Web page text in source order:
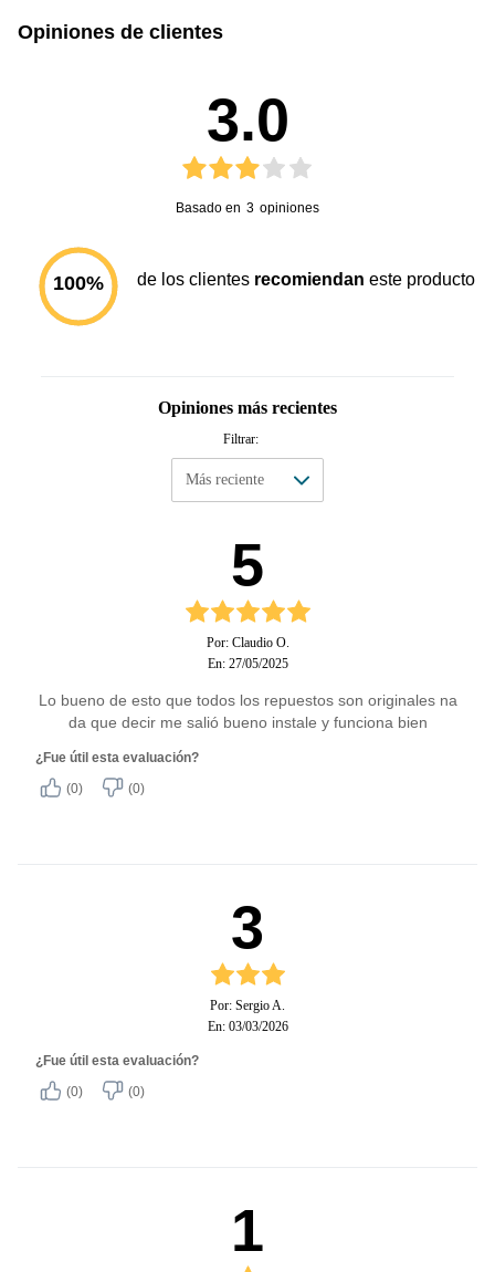
Alto
Opiniones de clientes
3.0
Basado en 3 opiniones
100% de los clientesrecomiendan este producto
Opiniones más recientes
Filtrar:
5
Por: Claudio O.
En: 27/05/2025
Lo bueno de esto que todos los repuestos son originales na
da que decir me salió bueno instale y funciona bien
¿Fue útil esta evaluación?
(0)
(0)
3
Por: Sergio A.
En: 03/03/2026
¿Fue útil esta evaluación?
(0)
(0)
1